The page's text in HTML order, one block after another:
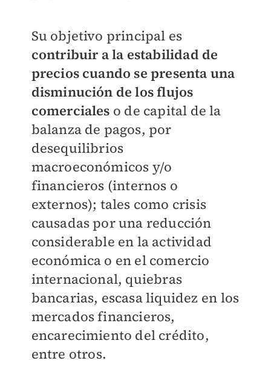
Su objetivo principal es
contribuir a la estabilidad de
precios cuando se presenta una
disminución de los flujos
comerciales o de capital de la
balanza de pagos, por
desequilibrios
macroeconómicos y/o
financieros (internos o
externos); tales como crisis
causadas por una reducción
considerable en la actividad
económica o en el comercio
internacional, quiebras
bancarias, escasa liquidez en los
mercados financieros,
encarecimiento del crédito,
entre otros.